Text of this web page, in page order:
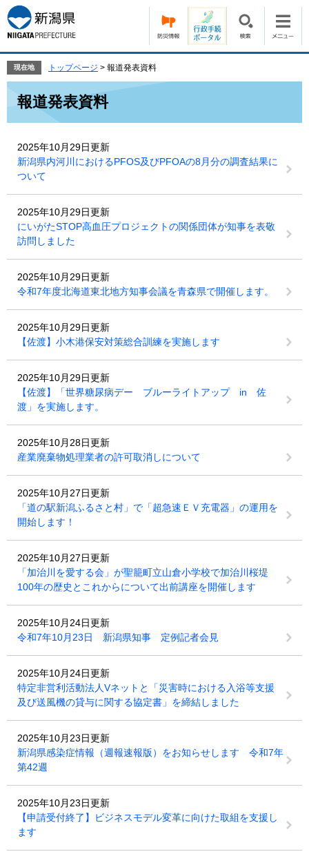
ー
ジ
の
頭
す。
ニ
ュ
ー
飛
て
現在地 トップページ > 報道発表資料
報道発表資料
2025年10月29日更新
新潟県内河川におけるPFOS及びPFOAの8月分の調査結果に
ついて
2025年10月29日更新
にいがたSTOP高血圧プロジェクトの関係団体が知事を表敬
訪問しました
2025年10月29日更新
令和7年度北海道東北地方知事会議を青森県で開催します。
2025年10月29日更新
【佐渡】小木港保安対策総合訓練を実施します
2025年10月29日更新
【佐渡】「世界糖尿病デー ブルーライトアップ in 佐
渡」を実施します。
2025年10月28日更新
産業廃棄物処理業者の許可取消しについて
2025年10月27日更新
「道の駅新潟ふるさと村」で「超急速ＥＶ充電器」の運用を
開始します！
2025年10月27日更新
「加治川を愛する会」が聖籠町立山倉小学校で加治川桜堤
100年の歴史とこれからについて出前講座を開催します
2025年10月24日更新
令和7年10月23日 新潟県知事 定例記者会見
2025年10月24日更新
特定非営利活動法人Vネットと「災害時における入浴等支援
及び送風機の貸与に関する協定書」を締結しました
2025年10月23日更新
新潟県感染症情報（週報速報版）をお知らせします 令和7年
第42週
2025年10月23日更新
【申請受付終了】ビジネスモデル変革に向けた取組を支援し
ます